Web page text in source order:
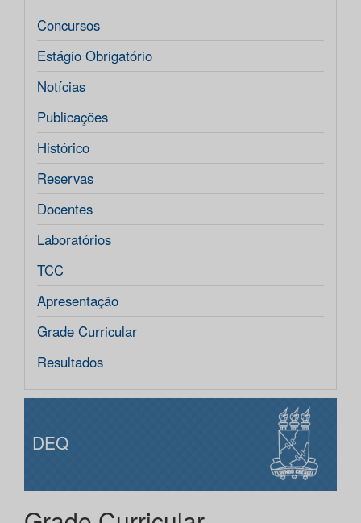
Concursos
Estágio Obrigatório
Notícias
Publicações
Histórico
Reservas
Docentes
Laboratórios
TCC
Apresentação
Grade Curricular
Resultados
DEQ